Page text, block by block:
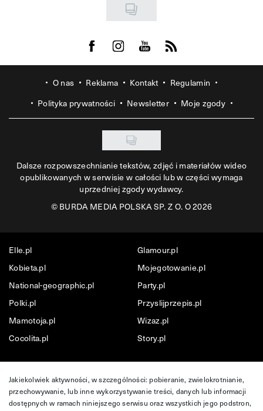
Visit us on Facebook
Visit us on Instagram
Visit us on Youtube
Visit us on Rss
O nas Reklama Kontakt
Regulamin
Polityka prywatności
Newsletter Moje zgody
Dalsze rozpowszechnianie tekstów, zdjęć i materiałów wideo
opublikowanych w serwisie w całości lub w części wymaga
uprzedniej zgody wydawcy.
©BURDA MEDIA POLSKA SP. Z O. O 2026
Elle.pl
Glamour.pl
Kobieta.pl
Mojegotowanie.pl
National-geographic.pl
Party.pl
Polki.pl
Przyslijprzepis.pl
Mamotoja.pl
Wizaz.pl
Cocolita.pl
Story.pl
Jakiekolwiek aktywności, w szczególności: pobieranie, zwielokrotnianie,
przechowywanie, lub inne wykorzystywanie treści, danych lub informacji
dostępnych w ramach niniejszego serwisu oraz wszystkich jego podstron,